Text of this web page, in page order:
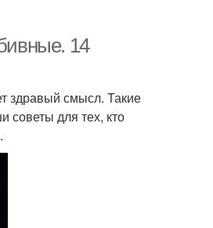
14
здравый смысл. Такие
советы для тех, кто